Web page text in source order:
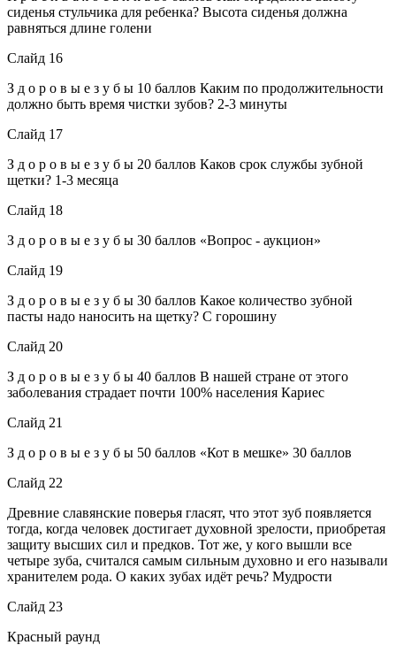
сиденья стульчика для ребенка? Высота сиденья должна
равняться длине голени
Слайд 16
З д о р о в ы е з у б ы 10 баллов Каким по продолжительности
должно быть время чистки зубов? 2-3 минуты
Слайд 17
З д о р о в ы е з у б ы 20 баллов Каков срок службы зубной
щетки? 1-3 месяца
Слайд 18
З д о р о в ы е з у б ы 30 баллов «Вопрос - аукцион»
Слайд 19
З д о р о в ы е з у б ы 30 баллов Какое количество зубной
пасты надо наносить на щетку? С горошину
Слайд 20
З д о р о в ы е з у б ы 40 баллов В нашей стране от этого
заболевания страдает почти 100% населения Кариес
Слайд 21
З д о р о в ы е з у б ы 50 баллов «Кот в мешке» 30 баллов
Слайд 22
Древние славянские поверья гласят, что этот зуб появляется
тогда, когда человек достигает духовной зрелости, приобретая
защиту высших сил и предков. Тот же, у кого вышли все
четыре зуба, считался самым сильным духовно и его называли
хранителем рода. О каких зубах идёт речь? Мудрости
Слайд 23
Красный раунд